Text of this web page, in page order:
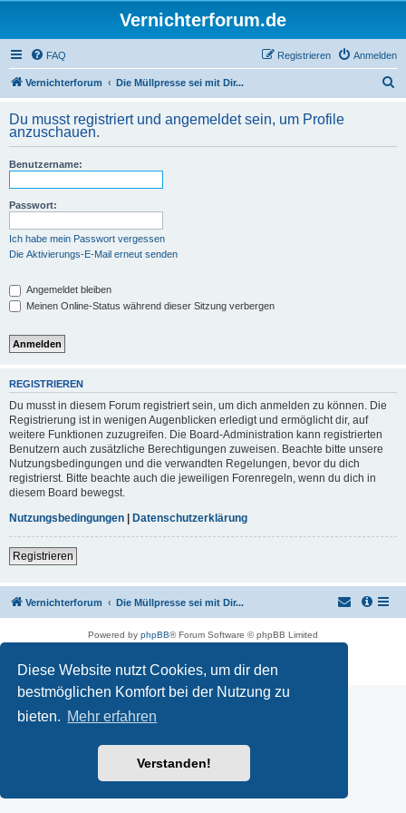
Diese Website nutzt Cookies, um dir den
bestmöglichen Komfort bei der Nutzung zu
bieten. Mehr erfahren
Verstanden!
Vernichterforum.de
FAQ Anmelden
Registrieren
Vernichterforum Die Müllpresse sei mit Dir...
h
Du musst registriert und angemeldet sein, um Profile
anzuschauen.
Benutzername:
Passwort:
Ich habe mein Passwort vergessen
Die Aktivierungs-E-Mail erneut senden
Angemeldet bleiben
Meinen Online-Status während dieser Sitzung verbergen
REGISTRIEREN
Du musst in diesem Forum registriert sein, um dich anmelden zu können. Die
Registrierung ist in wenigen Augenblicken erledigt und ermöglicht dir, auf
weitere Funktionen zuzugreifen. Die Board-Administration kann registrierten
Benutzern auch zusätzliche Berechtigungen zuweisen. Beachte bitte unsere
Nutzungsbedingungen und die verwandten Regelungen, bevor du dich
registrierst. Bitte beachte auch die jeweiligen Forenregeln, wenn du dich in
diesem Board bewegst.
Nutzungsbedingungen | Datenschutzerklärung
Registrieren
Vernichterforum Die Müllpresse sei mit Dir...
Powered by phpBB® Forum Software © phpBB Limited
Datenschutz|Nutzungsbedingungen